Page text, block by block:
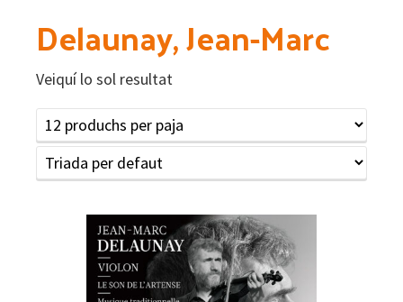
Delaunay, Jean-Marc
Veiquí lo sol resultat